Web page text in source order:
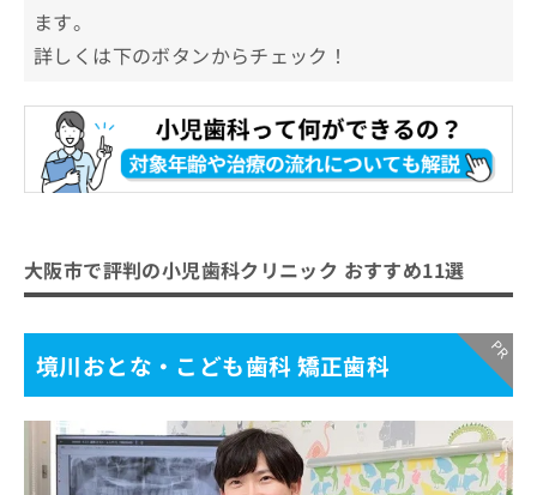
ます。
詳しくは下のボタンからチェック！
大阪市で評判の小児歯科クリニック おすすめ11選
境川おとな・こども歯科 矯正歯科